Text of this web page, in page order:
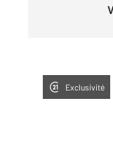
Exclusivité